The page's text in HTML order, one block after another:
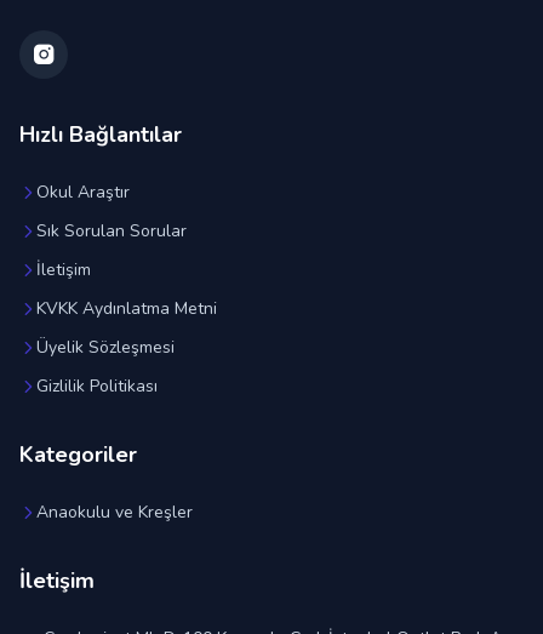
Hızlı Bağlantılar
Okul Araştır
Sık Sorulan Sorular
İletişim
KVKK Aydınlatma Metni
Üyelik Sözleşmesi
Gizlilik Politikası
Kategoriler
Anaokulu ve Kreşler
İletişim